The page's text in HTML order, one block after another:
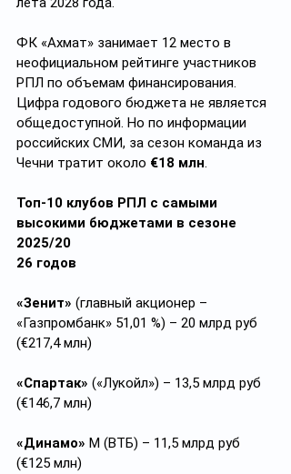
ФК «Ахмат» занимает 12 место в
неофициальном рейтинге участников
РПЛ по объемам финансирования.
Цифра годового бюджета не является
общедоступной. Но по информации
российских СМИ, за сезон команда из
Чечни тратит около €18 млн.
Топ-10 клубов РПЛ с самыми
высокими бюджетами в сезоне
2025/20
26 годов
«Зенит» (главный акционер –
«Газпромбанк» 51,01 %) – 20 млрд руб
(€217,4 млн)
«Спартак» («Лукойл») – 13,5 млрд руб
(€146,7 млн)
«Динамо» М (ВТБ) – 11,5 млрд руб
(€125 млн)